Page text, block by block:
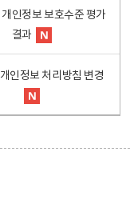
개인정보 보호수준 평가
결과
개인정보 처리방침 변경